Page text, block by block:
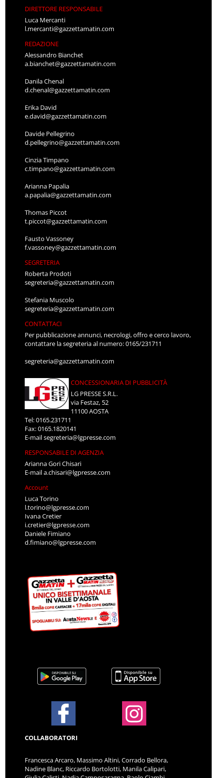
DIRETTORE RESPONSABILE
Luca Mercanti
l.mercanti@gazzettamatin.com
REDAZIONE
Alessandro Bianchet
a.bianchet@gazzettamatin.com
Danila Chenal
d.chenal@gazzettamatin.com
Erika David
e.david@gazzettamatin.com
Davide Pellegrino
d.pellegrino@gazzettamatin.com
Cinzia Timpano
c.timpano@gazzettamatin.com
Arianna Papalia
a.papalia@gazzettamatin.com
Thomas Piccot
t.piccot@gazzettamatin.com
Fausto Vassoney
f.vassoney@gazzettamatin.com
SEGRETERIA
Roberta Prodoti
segreteria@gazzettamatin.com
Stefania Muscolo
segreteria@gazzettamatin.com
CONTATTACI
Per pubblicazione annunci, necrologi, offro e cerco lavoro,
contattare la segreteria al numero: 0165/231711
segreteria@gazzettamatin.com
CONCESSIONARIA DI PUBBLICITÀ
LG PRESSE S.R.L.
via Festaz, 52
11100 AOSTA
Tel: 0165.231711
Fax: 0165.1820141
E-mailsegreteria@lgpresse.com
RESPONSABILE DI AGENZIA
Arianna Gori Chisari
E-maila.chisari@lgpresse.com
Account
Luca Torino
l.torino@lgpresse.com
Ivana Cretier
i.cretier@lgpresse.com
Daniele Fimiano
d.fimiano@lgpresse.com
COLLABORATORI
Francesca Arcaro, Massimo Altini, Corrado Bellora,
Nadine Blanc, Riccardo Bortolotti, Manila Calipari,